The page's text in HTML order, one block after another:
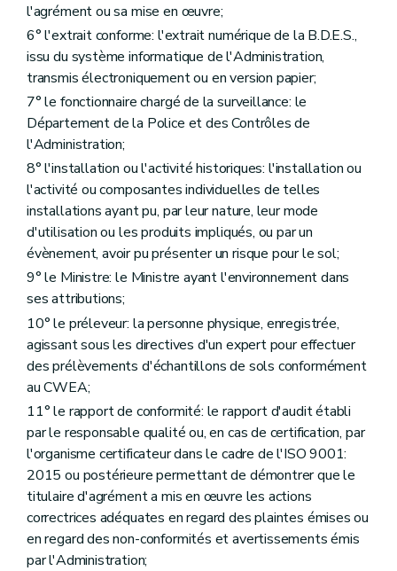
Art. 112
Art. 113
Art. 114
Art. 115
Art. 116
Art. 117
Section 3 Du rapport annuel
Art. 118
Section 4
Art. 119
Art. 120
Art. 121
Art. 122
Art. 123
Art. 124
Art. 125
Art. 126
Art. 127
Section 5 Des dispositions modificatives et abrogatoires
Art. 128
Art. 129
Art. 130
Art. 131
Art. 132
Art. 133
Art. 134
Art. 135
Art. 136
Art. 137
Art. 138
Art. 139
Art. 140
Art. 141
l'agrément ou sa mise en œuvre;
6° l'extrait conforme: l'extrait numérique de la B.D.E.S.,
issu du système informatique de l'Administration,
transmis électroniquement ou en version papier;
7° le fonctionnaire chargé de la surveillance: le
Département de la Police et des Contrôles de
l'Administration;
8° l'installation ou l'activité historiques: l'installation ou
l'activité ou composantes individuelles de telles
installations ayant pu, par leur nature, leur mode
d'utilisation ou les produits impliqués, ou par un
évènement, avoir pu présenter un risque pour le sol;
9° le Ministre: le Ministre ayant l'environnement dans
ses attributions;
10° le préleveur: la personne physique, enregistrée,
agissant sous les directives d'un expert pour effectuer
des prélèvements d'échantillons de sols conformément
au CWEA;
11° le rapport de conformité: le rapport d'audit établi
par le responsable qualité ou, en cas de certification, par
l'organisme certificateur dans le cadre de l'ISO 9001:
2015 ou postérieure permettant de démontrer que le
titulaire d'agrément a mis en œuvre les actions
correctrices adéquates en regard des plaintes émises ou
en regard des non-conformités et avertissements émis
par l'Administration;